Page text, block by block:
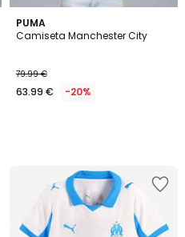
PUMA
Camiseta Manchester City
79.99 €
63.99 € -20%